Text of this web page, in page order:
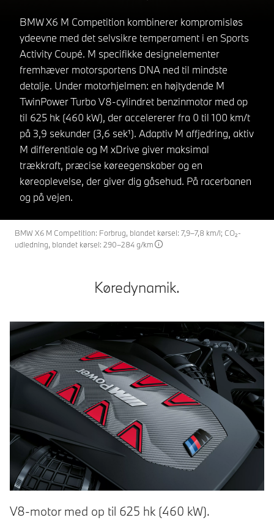
BMW X6 M Competition kombinerer kompromisløs
ydeevne med det selvsikre temperament i en Sports
Activity Coupé. M specifikke designelementer
fremhæver motorsportens DNA ned til mindste
detalje. Under motorhjelmen: en højtydende M
TwinPower Turbo V8-cylindret benzinmotor med op
til 625 hk (460 kW), der accelererer fra 0 til 100 km/t
på 3,9 sekunder (3,6 sek¹). Adaptiv M affjedring, aktiv
M differentiale og M xDrive giver maksimal
trækkraft, præcise køreegenskaber og en
køreoplevelse, der giver dig gåsehud. På racerbanen
og på vejen.
BMW X6 M Competition: Forbrug, blandet kørsel: 7,9–7,8 km/l; CO₂-
udledning, blandet kørsel: 290–284 g/km
Køredynamik.
V8-motor med op til 625 hk (460 kW).